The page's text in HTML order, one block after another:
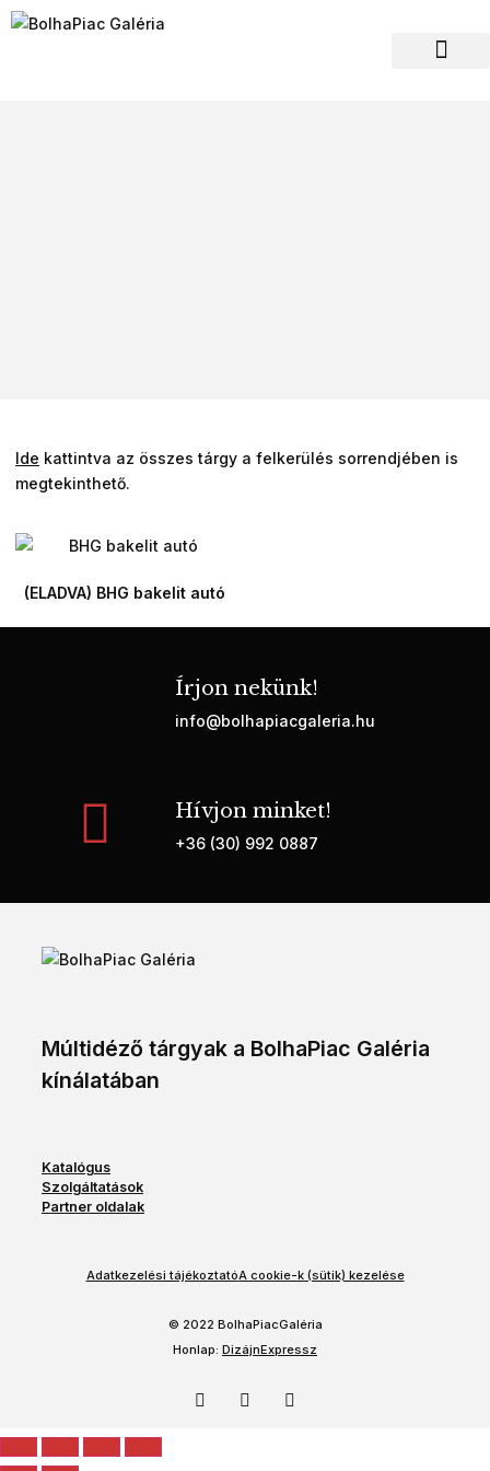
Ide kattintva az összes tárgy a felkerülés sorrendjében is
megtekinthető.
(ELADVA) BHG bakelit autó
Írjon nekünk!
info@bolhapiacgaleria.hu
Hívjon minket!
+36 (30) 992 0887
Múltidéző tárgyak a BolhaPiac Galéria
kínálatában
Katalógus
Szolgáltatások
Partner oldalak
Adatkezelési tájékoztatóA cookie-k (sütik) kezelése
© 2022 BolhaPiacGaléria
Honlap: DizájnExpressz